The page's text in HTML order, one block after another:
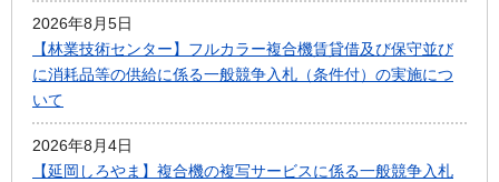
2026年8月5日
【林業技術センター】フルカラー複合機賃貸借及び保守並び
に消耗品等の供給に係る一般競争入札（条件付）の実施につ
いて
2026年8月4日
【延岡しろやま】複合機の複写サービスに係る一般競争入札